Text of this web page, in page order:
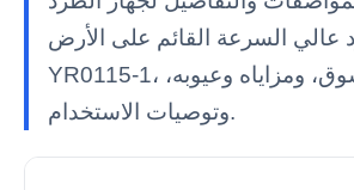
عالي السرعة القائم على الأرض
YR0115-1، وسعره في السوق، ومزاياه وعيوبه،
وتوصيات الاستخدام.